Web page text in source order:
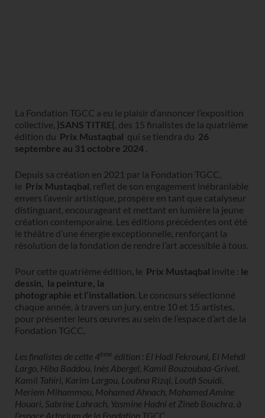
La Fondation TGCC a eu le plaisir d’annoncer l’exposition
collective, )SANS TITRE(, des 15 finalistes de la quatrième
édition du Prix Mustaqbal qui se tiendra du 26
septembre au 31 octobre 2024 .
Depuis sa création en 2021 par la Fondation TGCC,
le Prix Mustaqbal, reflet de son engagement inébranlable
envers l’avenir artistique, prospère en tant que catalyseur
distinguant, encourageant et mettant en lumière la jeune
création contemporaine. Les éditions précédentes ont été
le théâtre d’une énergie exceptionnelle, renforçant la
résolution de la fondation de rendre l’art accessible à tous.
Pour cette quatrième édition, le Prix Mustaqbal invite : le
dessin, la peinture, la
photographie et l’installation. Le concours sélectionné
chaque année, à travers un jury, entre 10 et 15 artistes,
pour présenter leurs œuvres au sein de l’espace d’art de la
Fondation TGCC.
Les finalistes de cette 4ème édition : El Hadi Fekrouni, El Mehdi
Largo, Hiba Baddou, Inès Abergel, Kamil Bouzoubaa-Grivel,
Kamil Tahiri, Karim Largou, Loubna Rizqi, Loutfi Souidi,
Meriem Mihammou, Mohamed Ahnach, Mohamed Amine
Houari, Sabrine Lahrach, Yasmine Hadni et Zineb Bouchra, à
l’espace Artorium de la Fondation TGCC.